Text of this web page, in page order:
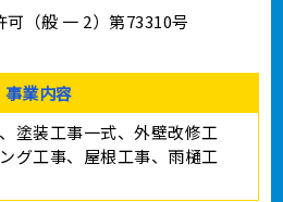
（般 一 2）第73310号
事業内容
塗装工事⼀式、外壁改修工
グ工事、屋根工事、雨樋工